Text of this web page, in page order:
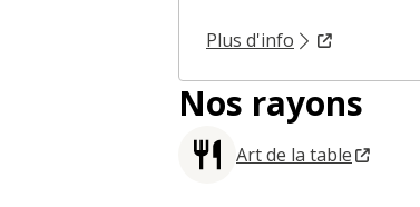
Plus d'info
Nos rayons
Art de la table